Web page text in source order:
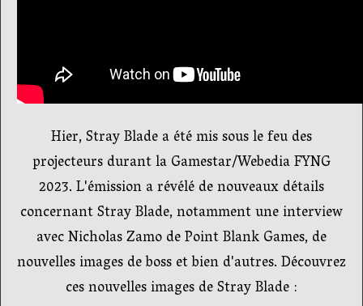
Hier, Stray Blade a été mis sous le feu des
projecteurs durant la Gamestar/Webedia FYNG
2023. L'émission a révélé de nouveaux détails
concernant Stray Blade, notamment une interview
avec Nicholas Zamo de Point Blank Games, de
nouvelles images de boss et bien d'autres. Découvrez
ces nouvelles images de Stray Blade :